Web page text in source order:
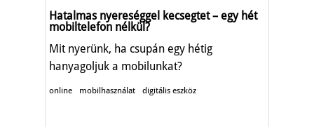
Hatalmas nyereséggel kecsegtet – egy hét
mobiltelefon nélkül?
Mit nyerünk, ha csupán egy hétig
hanyagoljuk a mobilunkat?
online mobilhasználat digitális eszköz